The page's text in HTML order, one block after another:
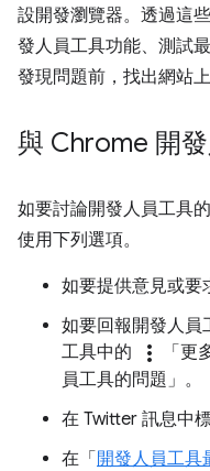
設開發瀏覽器。透過這
發人員工具功能、測試
發現問題前，找出網站
與 Chrome 開
如要討論開發人員工具
使用下列選項。
如要提供意見或要
如要回報開發人員
工具中的
more_vert 「更
員工具的問題」 。
在 Twitter 訊息中
在「開發人員工具